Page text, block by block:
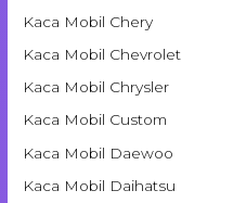
Kaca Mobil Chery
Kaca Mobil Chevrolet
Kaca Mobil Chrysler
Kaca Mobil Custom
Kaca Mobil Daewoo
Kaca Mobil Daihatsu